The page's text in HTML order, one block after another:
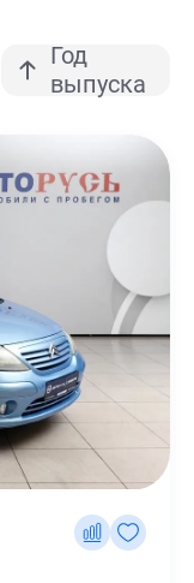
Год
выпуска